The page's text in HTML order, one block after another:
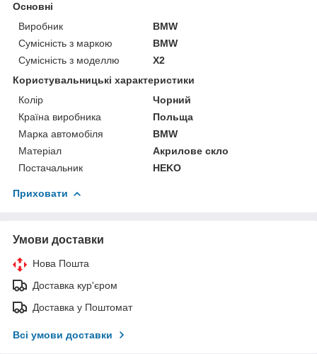
Основні
Виробник
BMW
Сумісність з маркою
BMW
Сумісність з моделлю
X2
Користувальницькі характеристики
Колір
Чорний
Країна виробника
Польща
Марка автомобіля
BMW
Матеріал
Акрилове скло
Постачальник
HEKO
Приховати
Умови доставки
Нова Пошта
Доставка кур'єром
Доставка у Поштомат
Всі умови доставки